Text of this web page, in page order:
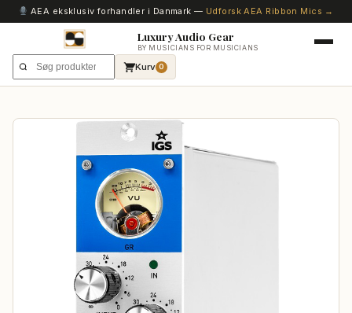
AEA eksklusiv forhandler i Danmark — Udforsk AEA Ribbon Mics →
Luxury Audio Gear
BY MUSICIANS FOR MUSICIANS
Kurv 0